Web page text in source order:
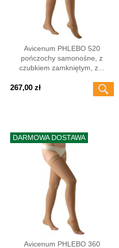
Avicenum PHLEBO 520
pończochy samonośne, z
czubkiem zamkniętym, z...
267,00 zł
DARMOWA DOSTAWA
Avicenum PHLEBO 360